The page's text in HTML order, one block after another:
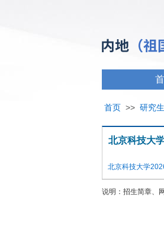
首页 >> 研究
北京科技大
北京科技大学
说明：招生简章、